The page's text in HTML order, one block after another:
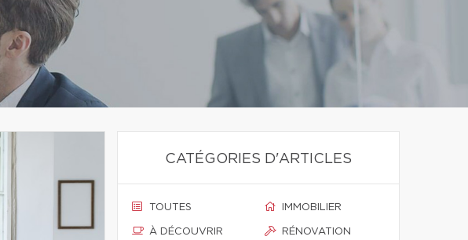
CATÉGORIES D'ARTICLES
TOUTES
À DÉCOUVRIR
IMMOBILIER
RÉNOVATION